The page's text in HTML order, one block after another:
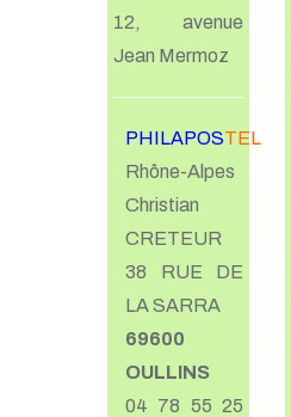
12, avenue
Jean Mermoz
PHILAPOSTEL
Rhône-Alpes
Christian
CRETEUR
38 RUE DE
LA SARRA
69600
OULLINS
04 78 55 25